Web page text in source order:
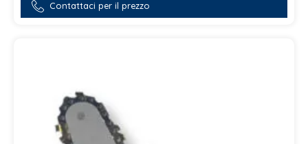
Contattaci per il prezzo